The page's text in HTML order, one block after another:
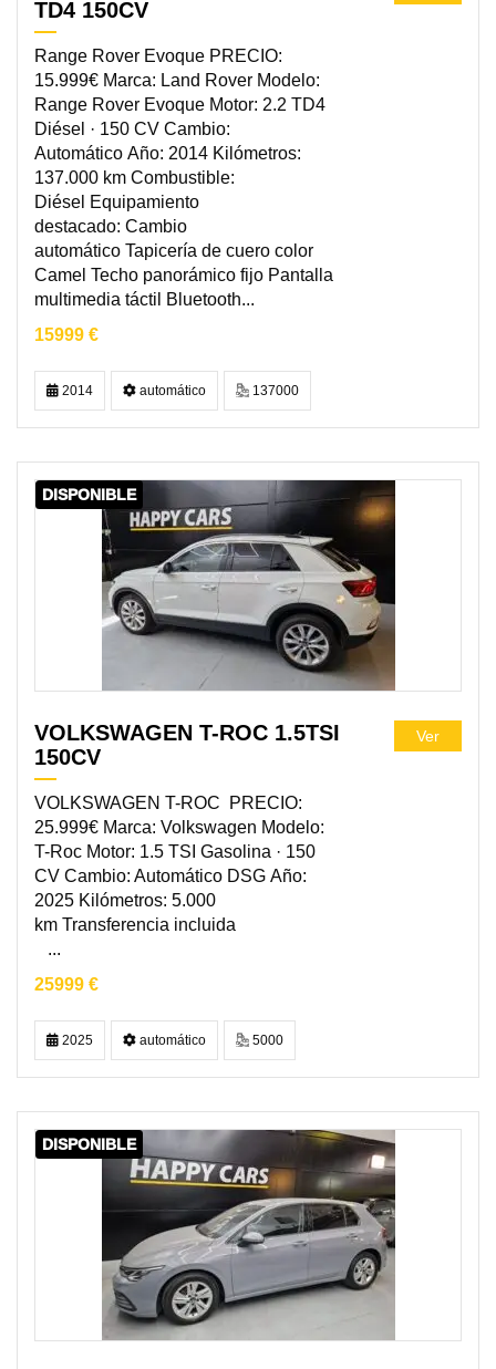
TD4 150CV
Range Rover Evoque PRECIO:
15.999€ Marca: Land Rover Modelo:
Range Rover Evoque Motor: 2.2 TD4
Diésel · 150 CV Cambio:
Automático Año: 2014 Kilómetros:
137.000 km Combustible:
Diésel Equipamiento
destacado: Cambio
automático Tapicería de cuero color
Camel Techo panorámico fijo Pantalla
multimedia táctil Bluetooth...
15999 €
2014 automático 137000
DISPONIBLE
VOLKSWAGEN T-ROC 1.5TSI
150CV
VOLKSWAGEN T-ROC PRECIO:
25.999€ Marca: Volkswagen Modelo:
T-Roc Motor: 1.5 TSI Gasolina · 150
CV Cambio: Automático DSG Año:
2025 Kilómetros: 5.000
km Transferencia incluida
...
25999 €
Ver
2025 automático 5000
DISPONIBLE